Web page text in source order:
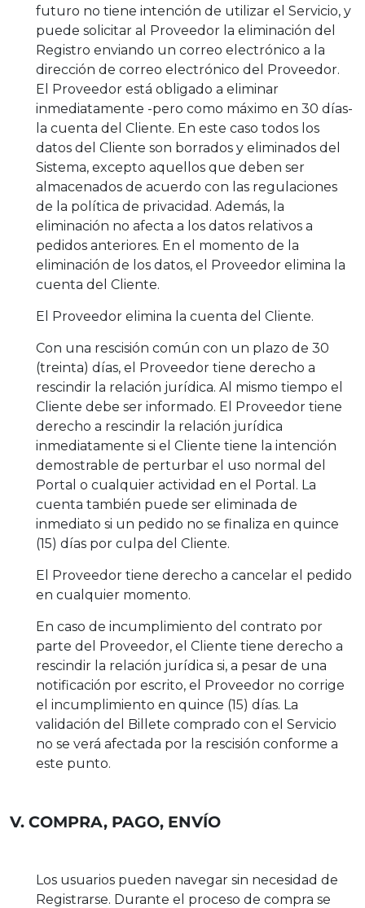
futuro no tiene intención de utilizar el Servicio, y
puede solicitar al Proveedor la eliminación del
Registro enviando un correo electrónico a la
dirección de correo electrónico del Proveedor.
El Proveedor está obligado a eliminar
inmediatamente -pero como máximo en 30 días-
la cuenta del Cliente. En este caso todos los
datos del Cliente son borrados y eliminados del
Sistema, excepto aquellos que deben ser
almacenados de acuerdo con las regulaciones
de la política de privacidad. Además, la
eliminación no afecta a los datos relativos a
pedidos anteriores. En el momento de la
eliminación de los datos, el Proveedor elimina la
cuenta del Cliente.
El Proveedor elimina la cuenta del Cliente.
Con una rescisión común con un plazo de 30
(treinta) días, el Proveedor tiene derecho a
rescindir la relación jurídica. Al mismo tiempo el
Cliente debe ser informado. El Proveedor tiene
derecho a rescindir la relación jurídica
inmediatamente si el Cliente tiene la intención
demostrable de perturbar el uso normal del
Portal o cualquier actividad en el Portal. La
cuenta también puede ser eliminada de
inmediato si un pedido no se finaliza en quince
(15) días por culpa del Cliente.
El Proveedor tiene derecho a cancelar el pedido
en cualquier momento.
En caso de incumplimiento del contrato por
parte del Proveedor, el Cliente tiene derecho a
rescindir la relación jurídica si, a pesar de una
notificación por escrito, el Proveedor no corrige
el incumplimiento en quince (15) días. La
validación del Billete comprado con el Servicio
no se verá afectada por la rescisión conforme a
este punto.
V. COMPRA, PAGO, ENVÍO
Los usuarios pueden navegar sin necesidad de
Registrarse. Durante el proceso de compra se